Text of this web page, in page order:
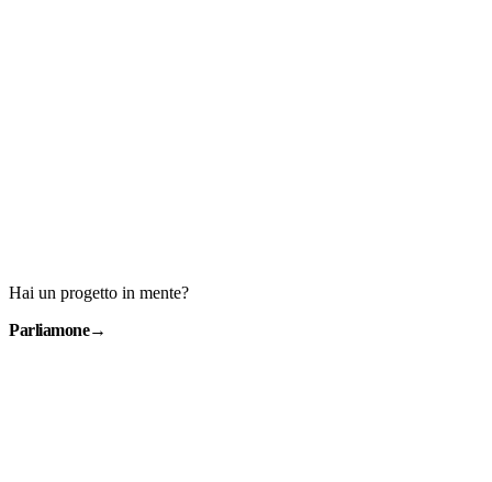
Hai un progetto in mente?
Parliamone→